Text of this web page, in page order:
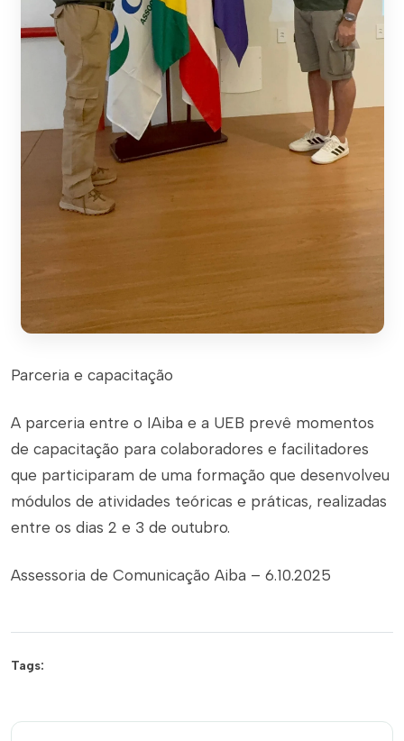
Parceria e capacitação
A parceria entre o IAiba e a UEB prevê momentos
de capacitação para colaboradores e facilitadores
que participaram de uma formação que desenvolveu
módulos de atividades teóricas e práticas, realizadas
entre os dias 2 e 3 de outubro.
Assessoria de Comunicação Aiba – 6.10.2025
Tags: